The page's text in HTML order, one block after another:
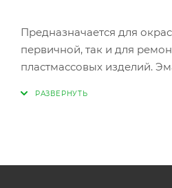
Предназначается для
первичной, так и для
пластмассовых изделий.